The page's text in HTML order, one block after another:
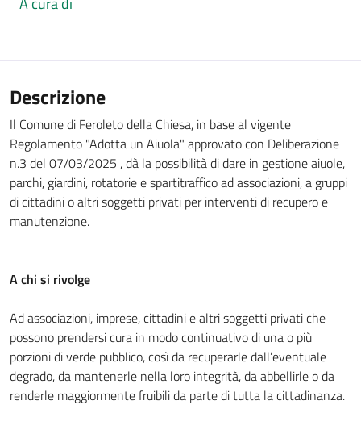
Descrizione
Il Comune di Feroleto della Chiesa, in base al vigente
Regolamento "Adotta un Aiuola" approvato con Deliberazione
n.3 del 07/03/2025 , dà la possibilità di dare in gestione aiuole,
parchi, giardini, rotatorie e spartitraffico ad associazioni, a gruppi
di cittadini o altri soggetti privati per interventi di recupero e
manutenzione.
A chi si rivolge
Ad associazioni, imprese, cittadini e altri soggetti privati che
possono prendersi cura in modo continuativo di una o più
porzioni di verde pubblico, così da recuperarle dall’eventuale
degrado, da mantenerle nella loro integrità, da abbellirle o da
renderle maggiormente fruibili da parte di tutta la cittadinanza.